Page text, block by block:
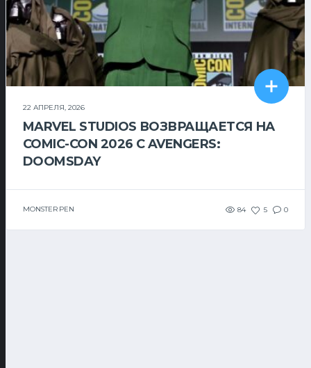
22 АПРЕЛЯ, 2026
MARVEL STUDIOS ВОЗВРАЩАЕТСЯ НА
COMIC-CON 2026 С AVENGERS:
DOOMSDAY
MONSTER PEN 84 5 0